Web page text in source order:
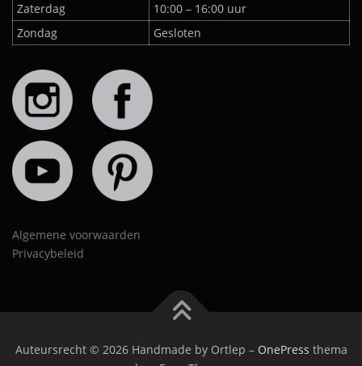
Zaterdag
10:00 – 16:00 uur
Zondag
Gesloten
Algemene voorwaarden
Privacybeleid
Auteursrecht © 2026 Handmade by Ortlep – OnePress thema